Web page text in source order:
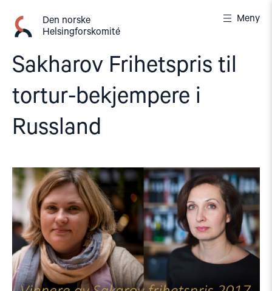
innhold
Den norske
Helsingforskomité
Meny
Sakharov Frihetspris til
tortur-bekjempere i
Russland